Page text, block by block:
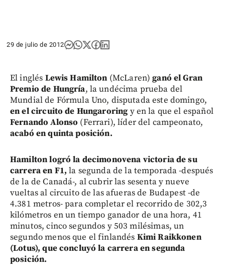
29 de julio de 2012
El inglés Lewis Hamilton (McLaren)ganó el Gran
Premio de Hungría, la undécima prueba del
Mundial de Fórmula Uno, disputada este domingo,
en el circuito de Hungaroring y en la que el español
Fernando Alonso (Ferrari), líder del campeonato,
acabó en quinta posición.
Hamilton logró la decimonovena victoria de su
carrera en F1, la segunda de la temporada -después
de la de Canadá-, al cubrir las sesenta y nueve
vueltas al circuito de las afueras de Budapest -de
4.381 metros- para completar el recorrido de 302,3
kilómetros en un tiempo ganador de una hora, 41
minutos, cinco segundos y 503 milésimas, un
segundo menos que el finlandés Kimi Raikkonen
(Lotus), que concluyó la carrera en segunda
posición.